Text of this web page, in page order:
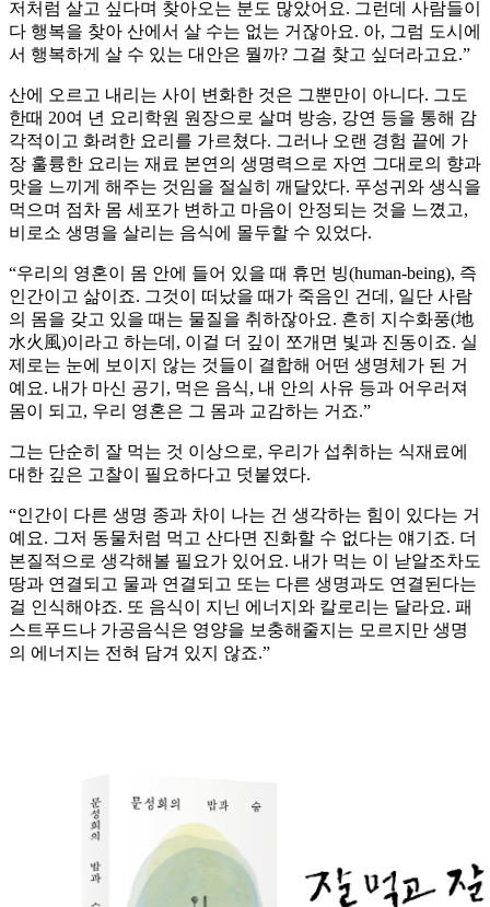
저처럼 살고 싶다며 찾아오는 분도 많았어요. 그런데 사람들이
다 행복을 찾아 산에서 살 수는 없는 거잖아요. 아, 그럼 도시에
서 행복하게 살 수 있는 대안은 뭘까? 그걸 찾고 싶더라고요.”
산에 오르고 내리는 사이 변화한 것은 그뿐만이 아니다. 그도
한때 20여 년 요리학원 원장으로 살며 방송, 강연 등을 통해 감
각적이고 화려한 요리를 가르쳤다. 그러나 오랜 경험 끝에 가
장 훌륭한 요리는 재료 본연의 생명력으로 자연 그대로의 향과
맛을 느끼게 해주는 것임을 절실히 깨달았다. 푸성귀와 생식을
먹으며 점차 몸 세포가 변하고 마음이 안정되는 것을 느꼈고,
비로소 생명을 살리는 음식에 몰두할 수 있었다.
“우리의 영혼이 몸 안에 들어 있을 때 휴먼 빙(human-being), 즉
인간이고 삶이죠. 그것이 떠났을 때가 죽음인 건데, 일단 사람
의 몸을 갖고 있을 때는 물질을 취하잖아요. 흔히 지수화풍(地
水火風)이라고 하는데, 이걸 더 깊이 쪼개면 빛과 진동이죠. 실
제로는 눈에 보이지 않는 것들이 결합해 어떤 생명체가 된 거
예요. 내가 마신 공기, 먹은 음식, 내 안의 사유 등과 어우러져
몸이 되고, 우리 영혼은 그 몸과 교감하는 거죠.”
그는 단순히 잘 먹는 것 이상으로, 우리가 섭취하는 식재료에
대한 깊은 고찰이 필요하다고 덧붙였다.
“인간이 다른 생명 종과 차이 나는 건 생각하는 힘이 있다는 거
예요. 그저 동물처럼 먹고 산다면 진화할 수 없다는 얘기죠. 더
본질적으로 생각해볼 필요가 있어요. 내가 먹는 이 낟알조차도
땅과 연결되고 물과 연결되고 또는 다른 생명과도 연결된다는
걸 인식해야죠. 또 음식이 지닌 에너지와 칼로리는 달라요. 패
스트푸드나 가공음식은 영양을 보충해줄지는 모르지만 생명
의 에너지는 전혀 담겨 있지 않죠.”